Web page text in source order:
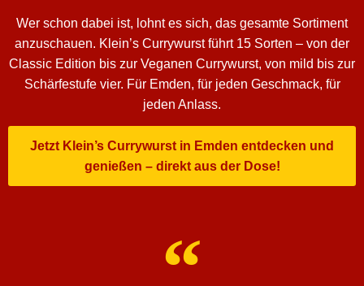
Wer schon dabei ist, lohnt es sich, das gesamte Sortiment
anzuschauen. Klein’s Currywurst führt 15 Sorten – von der
Classic Edition bis zur Veganen Currywurst, von mild bis zur
Schärfestufe vier. Für Emden, für jeden Geschmack, für
jeden Anlass.
Jetzt Klein’s Currywurst in Emden entdecken und
genießen – direkt aus der Dose!